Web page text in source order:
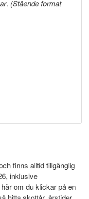
. (Stående format
finns alltid tillgänglig
inklusive
om du klickar på en